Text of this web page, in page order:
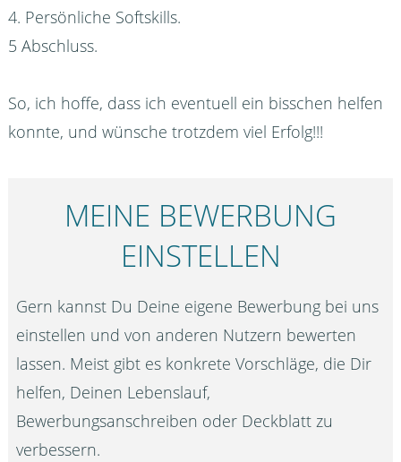
4. Persönliche Softskills.
5 Abschluss.
So, ich hoffe, dass ich eventuell ein bisschen helfen
konnte, und wünsche trotzdem viel Erfolg!!!
MEINE BEWERBUNG
EINSTELLEN
Gern kannst Du Deine eigene Bewerbung bei uns
einstellen und von anderen Nutzern bewerten
lassen. Meist gibt es konkrete Vorschläge, die Dir
helfen, Deinen Lebenslauf,
Bewerbungsanschreiben oder Deckblatt zu
verbessern.